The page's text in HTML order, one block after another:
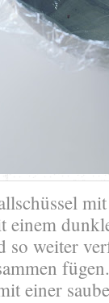
einem
so weiter
einer